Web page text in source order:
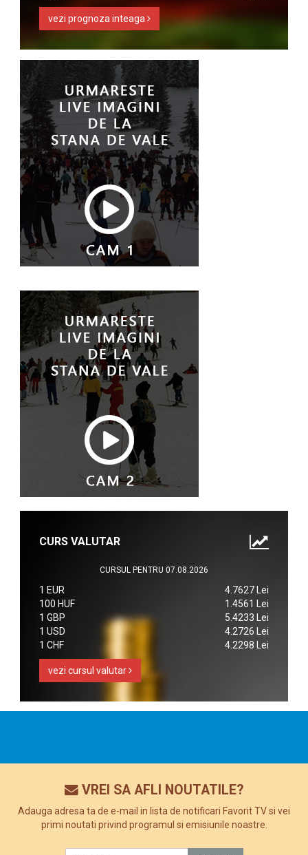
vezi prognoza inteaga
CURS VALUTAR
CURSUL PENTRU 07.08.2026
1 EUR
4.7627 Lei
100 HUF
1.4561 Lei
1 GBP
5.4233 Lei
1 USD
4.2726 Lei
1 CHF
4.2298 Lei
vezi cursul valutar
VREI SA AFLI NOUTATILE?
Adauga adresa ta de e-mail in lista de notificari Favorit TV si vei
primi noutati privind programul si emisiunile noastre.